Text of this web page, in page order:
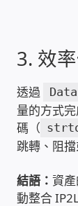
監視器
防盜保
昇銳電
3. 效
透過
量的方式
碼（
跳轉、阻
結語：資
動整合